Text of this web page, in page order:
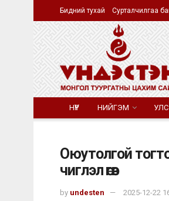
Бидний тухай Сурталчилгаа
НҮҮР НИЙГЭМ
Оюутолгой
чиглэл өгөв
by undesten 2025-12-22